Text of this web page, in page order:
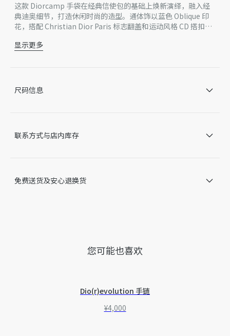
这款 Diorcamp 手袋在经典信使包的基础上焕新演绎，融入经
典迪奥细节，打造休闲时尚的造型。通体饰以蓝色 Oblique 印
花，搭配 Christian Dior Paris 标志翻盖和运动风格 CD 搭扣提
或斜挎，是都市造型的理想良伴。
主体：棉，牛皮革
CD 搭扣
可拆卸、可调节的肩带
因技术局限、产品改良或生产批次等原因，网站中的信息可能存
显示更多
尺码信息
联系方式与店内库存
免费送货及安心退换货
您可能也喜欢
Dio(r)evolution 手链
¥4,000